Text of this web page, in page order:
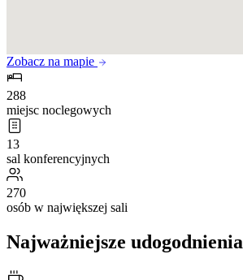
Zobacz na mapie
288
miejsc noclegowych
13
sal konferencyjnych
270
osób w największej sali
Najważniejsze udogodnienia